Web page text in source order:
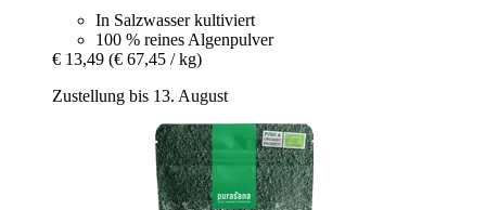
In Salzwasser kultiviert
100 % reines Algenpulver
€ 13,49 (€ 67,45 / kg)
Zustellung bis 13. August